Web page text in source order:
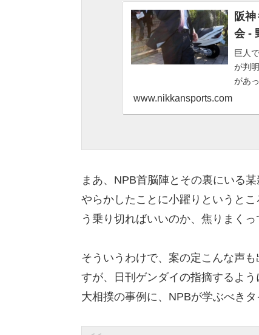
阪
会 -
巨人
が判
があ
www.nikkansports.com
まあ、NPB首脳陣とその裏にいる
やらかしたことに小躍りというと
う乗り切ればいいのか、焦りまくっ
そういうわけで、案の定こんな声
すが、日刊ゲンダイの指摘するよ
大相撲の事例に、NPBが学ぶべきタ